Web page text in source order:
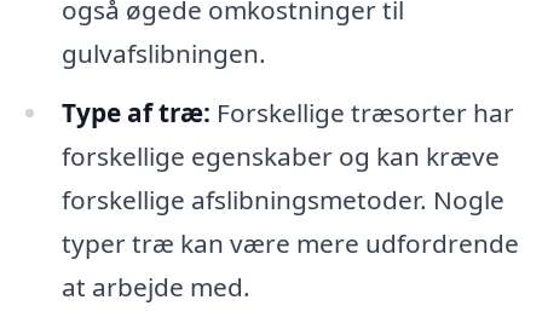
også øgede omkostninger til
gulvafslibningen.
Type af træ: Forskellige træsorter har
forskellige egenskaber og kan kræve
forskellige afslibningsmetoder. Nogle
typer træ kan være mere udfordrende
at arbejde med.